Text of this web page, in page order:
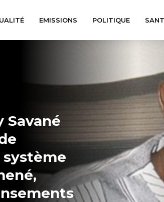
EMISSIONS POLITIQUE
Savané
système